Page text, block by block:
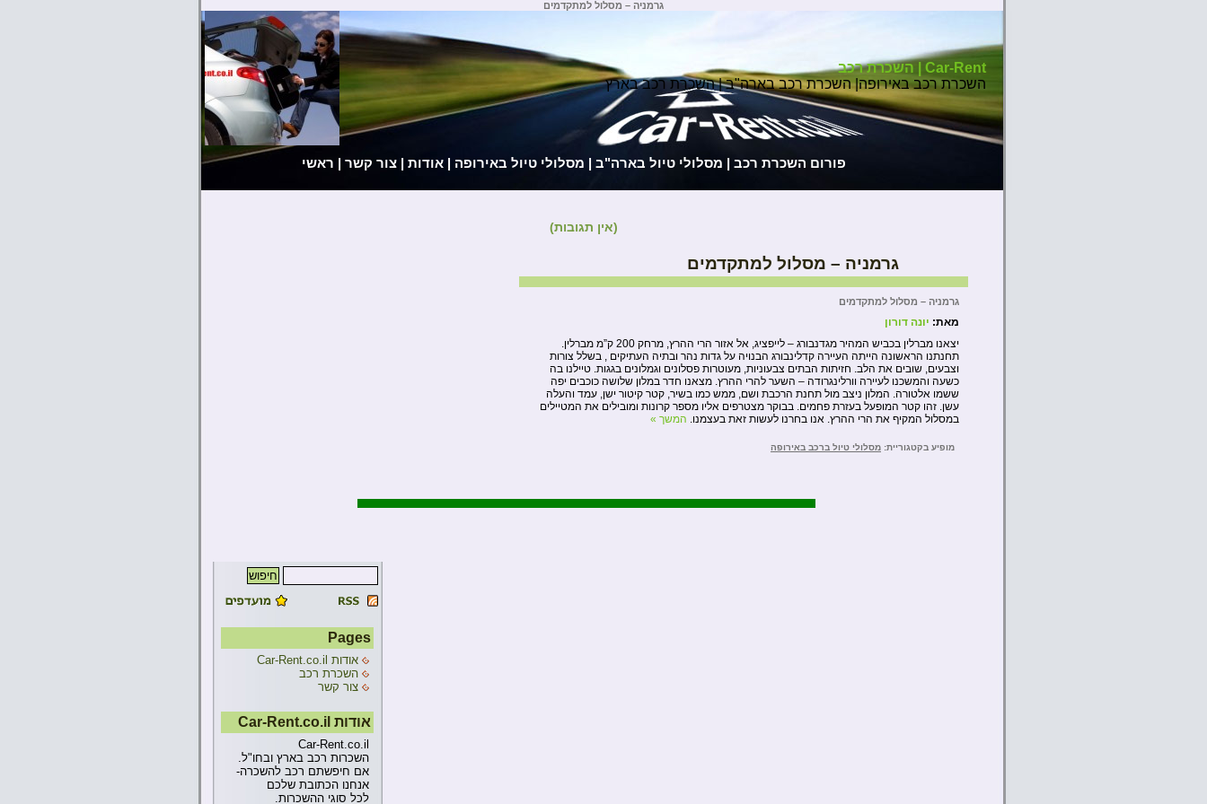
גרמניה – מסלול למתקדמים
Car-Rent | השכרת רכב
השכרת רכב באירופה| השכרת רכב בארה"ב | השכרת רכב בארץ
ראשי צור קשר | אודות | מסלולי טיול באירופה | מסלולי טיול בארה"ב | פורום השכרת רכב |
(אין תגובות)
גרמניה – מסלול למתקדמים
גרמניה – מסלול למתקדמים
מאת: יונה דורון
יצאנו מברלין בכביש המהיר מגדנבורג – לייפציג, אל אזור הרי ההרץ, מרחק 200 ק”מ מברלין.
תחנתנו הראשונה הייתה העיירה קדלינבורג הבנויה על גדות נהר ובתיה העתיקים , בשלל צורות
וצבעים, שובים את הלב. חזיתות הבתים צבעוניות, מעוטרות פסלונים וגמלונים בגגות. טיילנו בה
כשעה והמשכנו לעיירה וורלינגרודה – השער להרי ההרץ. מצאנו חדר במלון שלושה כוכבים יפה
ששמו אלטורה. המלון ניצב מול תחנת הרכבת ושם, ממש כמו בשיר, קטר קיטור ישן, עמד והעלה
עשן. זהו קטר המופעל בעזרת פחמים. בבוקר מצטרפים אליו מספר קרונות ומובילים את המטיילים
במסלול המקיף את הרי ההרץ. אנו בחרנו לעשות זאת בעצמנו. המשך »
מופיע בקטגוריית: מסלולי טיול ברכב באירופה
Pages
אודות Car-Rent.co.il
השכרת רכב
צור קשר
אודות Car-Rent.co.il
Car-Rent.co.il
השכרות רכב בארץ ובחו"ל.
אם חיפשתם רכב להשכרה-
אנחנו הכתובת שלכם
לכל סוגי ההשכרות.